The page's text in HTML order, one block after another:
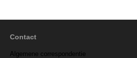
Contact
Algemene correspondentie